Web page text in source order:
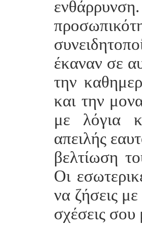
έκαναν σε
την
και την
με λόγια
απειλής
βελτίωση
Οι
να ζήσεις
σχέσεις